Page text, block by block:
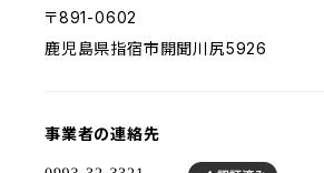
〒891-0602
鹿児島県指宿市開聞川尻5926
事業者の連絡先